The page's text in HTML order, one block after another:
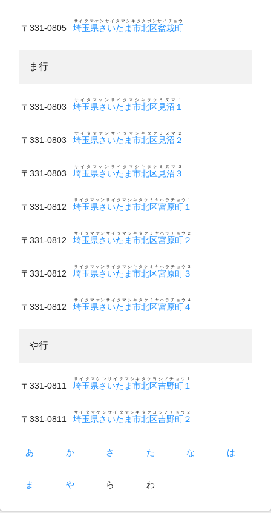
〒331-0805 埼玉県さいたま市北区盆栽町
サイタマケンサイタマシキタクボンサイチョウ
ま行
〒331-0803 埼玉県さいたま市北区見沼１
サイタマケンサイタマシキタクミヌマ１
〒331-0803 埼玉県さいたま市北区見沼２
サイタマケンサイタマシキタクミヌマ２
〒331-0803 埼玉県さいたま市北区見沼３
サイタマケンサイタマシキタクミヌマ３
〒331-0812 埼玉県さいたま市北区宮原町１
サイタマケンサイタマシキタクミヤハラチョウ１
〒331-0812 埼玉県さいたま市北区宮原町２
サイタマケンサイタマシキタクミヤハラチョウ２
〒331-0812 埼玉県さいたま市北区宮原町３
サイタマケンサイタマシキタクミヤハラチョウ３
〒331-0812 埼玉県さいたま市北区宮原町４
サイタマケンサイタマシキタクミヤハラチョウ４
や行
〒331-0811 埼玉県さいたま市北区吉野町１
サイタマケンサイタマシキタクヨシノチョウ１
〒331-0811 埼玉県さいたま市北区吉野町２
サイタマケンサイタマシキタクヨシノチョウ２
あ か さ た な は
ま や ら わ